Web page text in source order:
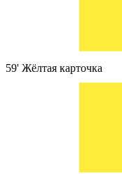
59' Жёлтая карточка